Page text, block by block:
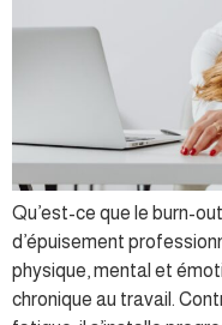
Qu’est-ce que le burn-
d’épuisement
physique, mental et
chronique au travail.